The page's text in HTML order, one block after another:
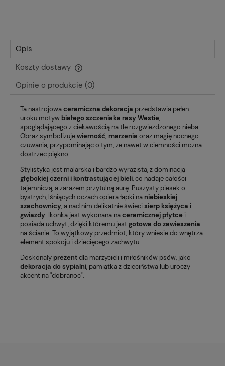
Opis
Koszty dostawy
Cena nie zawiera ewentualnych kosztów płatności
Opinie o produkcie (0)
Ta nastrojowaceramiczna dekoracja przedstawia pełen
uroku motyw białego szczeniaka rasy Westie,
spoglądającego z ciekawością na tle rozgwieżdżonego nieba.
Obraz symbolizujewierność, marzenia oraz magię nocnego
czuwania, przypominając o tym, że nawet w ciemności można
dostrzec piękno.
Stylistyka jest malarska i bardzo wyrazista, z dominacją
głębokiej czerni i kontrastującej bieli, co nadaje całości
tajemniczą, a zarazem przytulną aurę. Puszysty piesek o
bystrych, lśniących oczach opiera łapki na niebieskiej
szachownicy, a nad nim delikatnie świeci sierp księżyca i
gwiazdy. Ikonka jest wykonana naceramicznej płytce i
posiada uchwyt, dzięki któremu jestgotowa do zawieszenia
na ścianie. To wyjątkowy przedmiot, który wniesie do wnętrza
element spokoju i dziecięcego zachwytu.
Doskonały prezentdla marzycieli i miłośników psów, jako
dekoracja do sypialni, pamiątka z dzieciństwa lub uroczy
akcent na "dobranoc".